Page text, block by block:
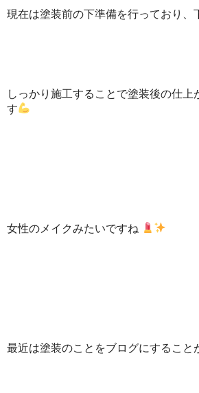
現在は塗装前の下準備を行っており、
しっかり施工することで塗装後の仕上
す
女性のメイクみたいですね
最近は塗装のことをブログにすること